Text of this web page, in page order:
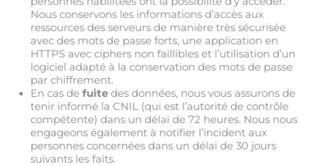
Nous conservons les informations d’accès aux
ressources des serveurs de manière très sécurisée
avec des mots de passe forts, une application en
HTTPS avec ciphers non faillibles et l’utilisation d’un
logiciel adapté à la conservation des mots de passe
par chiffrement.
En cas de fuitedes données, nous vous assurons de
tenir informé la CNIL (qui est l’autorité de contrôle
compétente) dans un délai de 72 heures. Nous nous
engageons également à notifier l’incident aux
personnes concernées dans un délai de 30 jours
suivants les faits.